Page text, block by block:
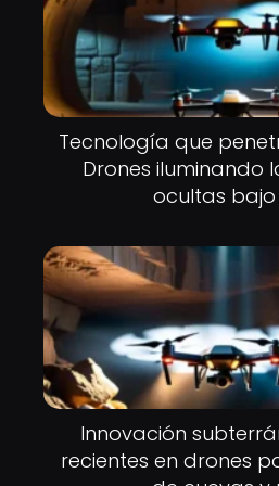
Tecnología que
Drones iluminando
ocultas
Innovación
recientes en drones